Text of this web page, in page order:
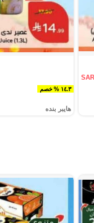
١٤.٣ % خصم
هايبر بنده